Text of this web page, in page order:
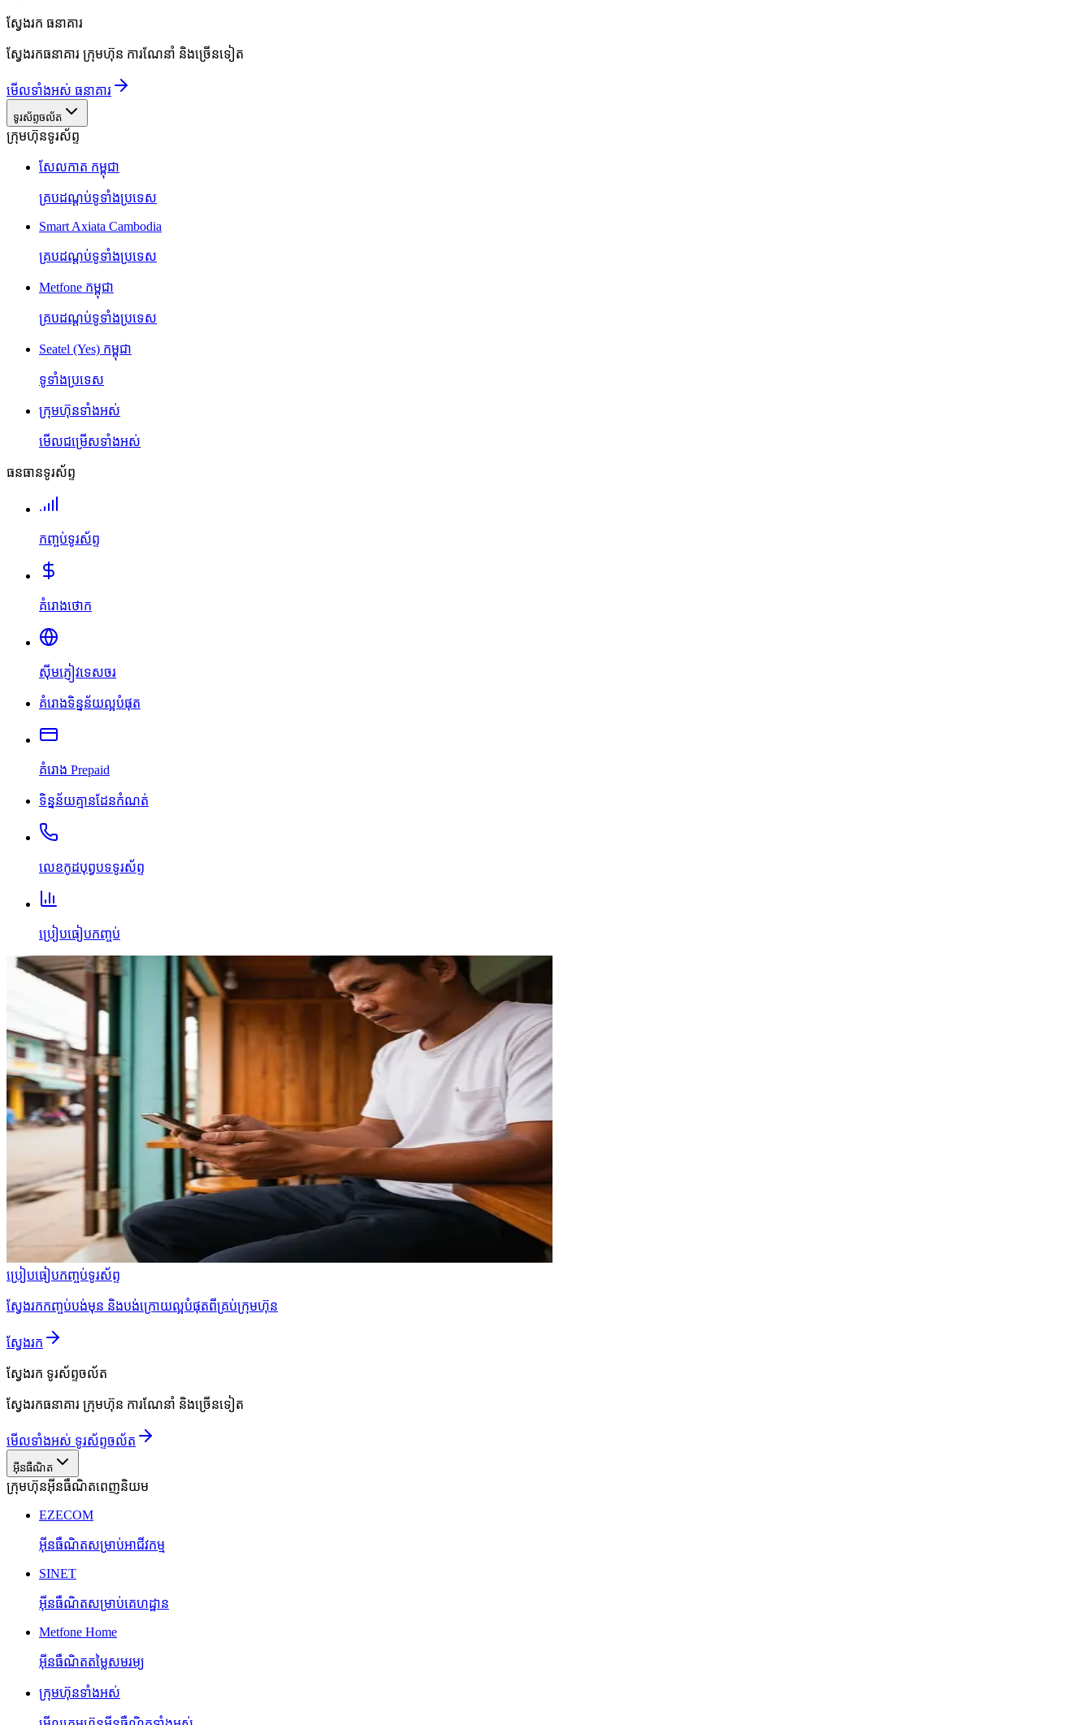
ស្វែងរក ធនាគារ
ស្វែងរកធនាគារ ក្រុមហ៊ុន ការណែនាំ និងច្រើនទៀត
មើលទាំងអស់ ធនាគារ
ទូរស័ព្ទចល័ត
ក្រុមហ៊ុនទូរស័ព្ទ
សែលកាត កម្ពុជា
គ្របដណ្តប់ទូទាំងប្រទេស
Smart Axiata Cambodia
គ្របដណ្តប់ទូទាំងប្រទេស
Metfone កម្ពុជា
គ្របដណ្តប់ទូទាំងប្រទេស
Seatel (Yes) កម្ពុជា
ទូទាំងប្រទេស
ក្រុមហ៊ុនទាំងអស់
មើលជម្រើសទាំងអស់
ធនធានទូរស័ព្ទ
កញ្ចប់ទូរស័ព្ទ
គំរោងថោក
ស៊ីមភ្ញៀវទេសចរ
គំរោងទិន្នន័យល្អបំផុត
គំរោង Prepaid
ទិន្នន័យគ្មានដែនកំណត់
លេខកូដបុព្វបទទូរស័ព្ទ
ប្រៀបធៀបកញ្ចប់
ប្រៀបធៀបកញ្ចប់ទូរស័ព្ទ
ស្វែងរកកញ្ចប់បង់មុន និងបង់ក្រោយល្អបំផុតពីគ្រប់ក្រុមហ៊ុន
ស្វែងរក
ស្វែងរក ទូរស័ព្ទចល័ត
ស្វែងរកធនាគារ ក្រុមហ៊ុន ការណែនាំ និងច្រើនទៀត
មើលទាំងអស់ ទូរស័ព្ទចល័ត
អ៊ីនធឺណិត
ក្រុមហ៊ុនអ៊ីនធឺណិតពេញនិយម
EZECOM
អ៊ីនធឺណិតសម្រាប់អាជីវកម្ម
SINET
អ៊ីនធឺណិតសម្រាប់គេហដ្ឋាន
Metfone Home
អ៊ីនធឺណិតតម្លៃសមរម្យ
ក្រុមហ៊ុនទាំងអស់